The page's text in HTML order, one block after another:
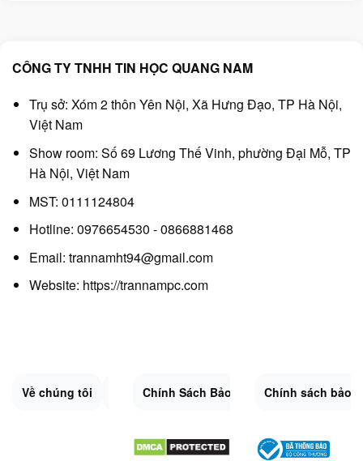
CÔNG TY TNHH TIN HỌC QUANG NAM
Trụ sở: Xóm 2 thôn Yên Nội, Xã Hưng Đạo, TP Hà Nội,
Việt Nam
Show room: Số 69 Lương Thế Vinh, phường Đại Mỗ, TP
Hà Nội, Việt Nam
MST: 0111124804
Hotline: 0976654530 - 0866881468
Email: trannamht94@gmail.com
Website: https://trannampc.com
Về chúng tôi Liên Hệ Quy Định Chung Sitemap.XML
Chính Sách Bảo Mật Đổi trả và hoàn
Chính sách bảo